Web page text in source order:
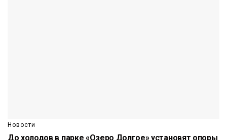
Новости
До холодов в парке «Озеро Долгое» установят опоры